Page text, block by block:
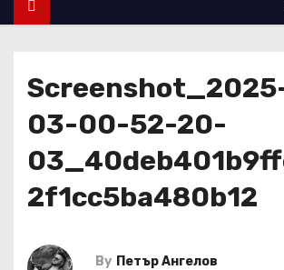
03-00-52-20-
2f1cc5ba480b12
By Петър Ангелов